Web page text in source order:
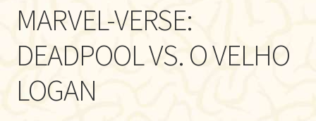
MARVEL-VERSE:
DEADPOOL VS. O VELHO
LOGAN